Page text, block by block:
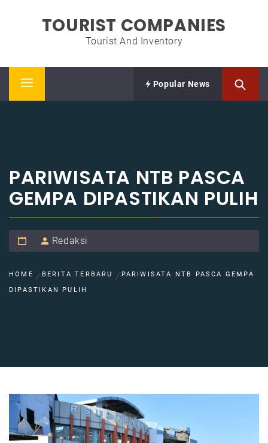
TOURIST COMPANIES
Tourist And Inventory
Primary
Popular News
PARIWISATA NTB PASCA
GEMPA DIPASTIKAN PULIH
Redaksi
HOME BERITA TERBARU
PARIWISATA NTB PASCA GEMPA
DIPASTIKAN PULIH